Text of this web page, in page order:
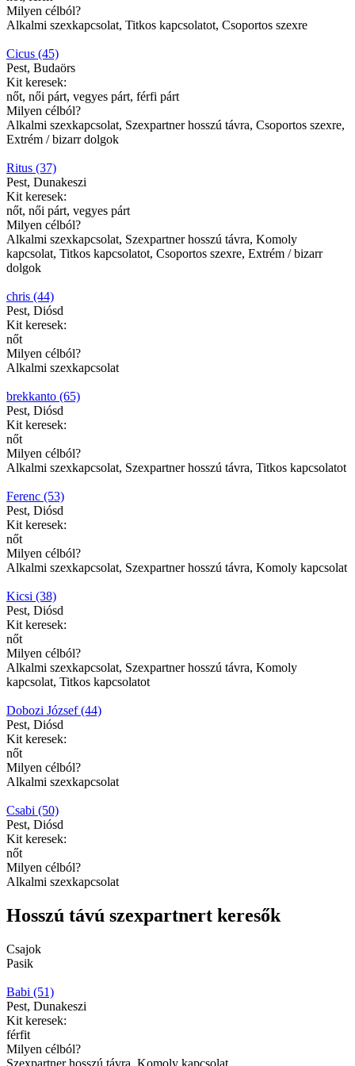
Milyen célból?
Alkalmi szexkapcsolat, Titkos kapcsolatot, Csoportos szexre
Cicus (45)
Pest, Budaörs
Kit keresek:
nőt, női párt, vegyes párt, férfi párt
Milyen célból?
Alkalmi szexkapcsolat, Szexpartner hosszú távra, Csoportos szexre,
Extrém / bizarr dolgok
Ritus (37)
Pest, Dunakeszi
Kit keresek:
nőt, női párt, vegyes párt
Milyen célból?
Alkalmi szexkapcsolat, Szexpartner hosszú távra, Komoly
kapcsolat, Titkos kapcsolatot, Csoportos szexre, Extrém / bizarr
dolgok
chris (44)
Pest, Diósd
Kit keresek:
nőt
Milyen célból?
Alkalmi szexkapcsolat
brekkanto (65)
Pest, Diósd
Kit keresek:
nőt
Milyen célból?
Alkalmi szexkapcsolat, Szexpartner hosszú távra, Titkos kapcsolatot
Ferenc (53)
Pest, Diósd
Kit keresek:
nőt
Milyen célból?
Alkalmi szexkapcsolat, Szexpartner hosszú távra, Komoly kapcsolat
Kicsi (38)
Pest, Diósd
Kit keresek:
nőt
Milyen célból?
Alkalmi szexkapcsolat, Szexpartner hosszú távra, Komoly
kapcsolat, Titkos kapcsolatot
Dobozi József (44)
Pest, Diósd
Kit keresek:
nőt
Milyen célból?
Alkalmi szexkapcsolat
Csabi (50)
Pest, Diósd
Kit keresek:
nőt
Milyen célból?
Alkalmi szexkapcsolat
Hosszú távú szexpartnert keresők
Csajok
Pasik
Babi (51)
Pest, Dunakeszi
Kit keresek:
férfit
Milyen célból?
Szexpartner hosszú távra, Komoly kapcsolat